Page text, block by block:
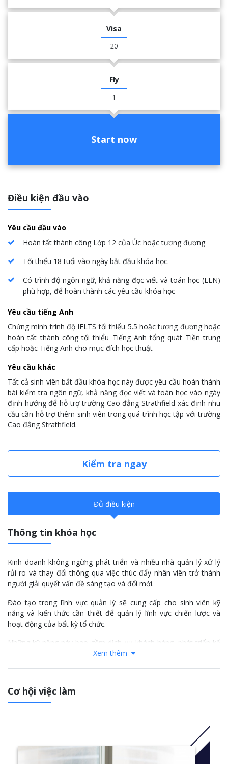
Visa
20
Fly
1
Start now
Điều kiện đầu vào
Yêu cầu đầu vào
Hoàn tất thành công Lớp 12 của Úc hoặc tương đương
Tối thiểu 18 tuổi vào ngày bắt đầu khóa học.
Có trình độ ngôn ngữ, khả năng đọc viết và toán học (LLN)
phù hợp, để hoàn thành các yêu cầu khóa học
Yêu cầu tiếng Anh
Chứng minh trình độ IELTS tối thiểu 5.5 hoặc tương đương hoặc
hoàn tất thành công tối thiểu Tiếng Anh tổng quát Tiền trung
cấp hoặc Tiếng Anh cho mục đích học thuật
Yêu cầu khác
Tất cả sinh viên bắt đầu khóa học này được yêu cầu hoàn thành
bài kiểm tra ngôn ngữ, khả năng đọc viết và toán học vào ngày
định hướng để hỗ trợ trường Cao đẳng Strathfield xác định nhu
cầu cần hỗ trợ thêm sinh viên trong quá trình học tập với trường
Cao đẳng Strathfield.
Kiểm tra ngay
Đủ điều kiện
Thông tin khóa học
Kinh doanh không ngừng phát triển và nhiều nhà quản lý xử lý
rủi ro và thay đổi thông qua việc thúc đẩy nhân viên trở thành
người giải quyết vấn đề sáng tạo và đổi mới.
Đào tạo trong lĩnh vực quản lý sẽ cung cấp cho sinh viên kỹ
năng và kiến thức cần thiết để quản lý lĩnh vực chiến lược và
hoạt động của bất kỳ tổ chức.
Những kỹ năng này bao gồm dịch vụ khách hàng, phát triển kế
hoạch hoạt động, quản lý dự án, tuyển dụng nhân viên và lập kế
Giảng viên đào tạo / Giám định viên sẽ sử dụng các công cụ
trên chiến lược đánh giá và đào tạo trình độ bằng cấp chuyên
môn. Bằng chứng đánh giá có thể bao gồm nhưng không giới
Xem thêm
Cơ hội việc làm